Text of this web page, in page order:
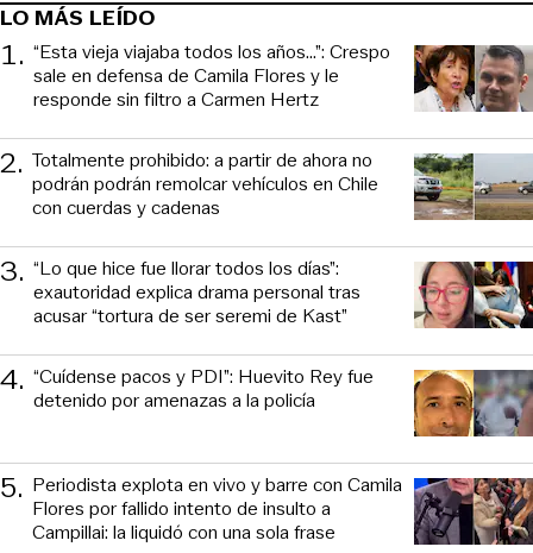
LO MÁS LEÍDO
1. “Esta vieja viajaba todos los años...”: Crespo
sale en defensa de Camila Flores y le
responde sin filtro a Carmen Hertz
2. Totalmente prohibido: a partir de ahora no
podrán podrán remolcar vehículos en Chile
con cuerdas y cadenas
3. “Lo que hice fue llorar todos los días”:
exautoridad explica drama personal tras
acusar “tortura de ser seremi de Kast”
4. “Cuídense pacos y PDI”: Huevito Rey fue
detenido por amenazas a la policía
5. Periodista explota en vivo y barre con Camila
Flores por fallido intento de insulto a
Campillai: la liquidó con una sola frase